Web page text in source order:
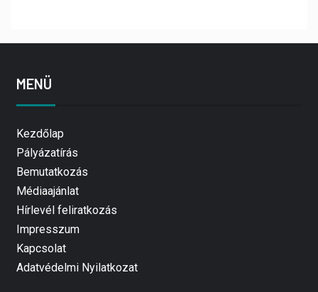
MENÜ
Kezdőlap
Pályázatírás
Bemutatkozás
Médiaajánlat
Hírlevél feliratkozás
Impresszum
Kapcsolat
Adatvédelmi Nyilatkozat